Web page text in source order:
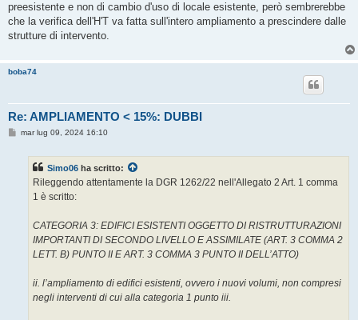
preesistente e non di cambio d'uso di locale esistente, però sembrerebbe
che la verifica dell'H'T va fatta sull'intero ampliamento a prescindere dalle
strutture di intervento.
boba74
Re: AMPLIAMENTO < 15%: DUBBI
Mmar lug 09, 2024 16:10
Simo06 ha scritto:
Rileggendo attentamente la DGR 1262/22 nell'Allegato 2 Art. 1 comma
1 è scritto:
CATEGORIA 3: EDIFICI ESISTENTI OGGETTO DI RISTRUTTURAZIONI
IMPORTANTI DI SECONDO LIVELLO E ASSIMILATE (ART. 3 COMMA 2
LETT. B) PUNTO II E ART. 3 COMMA 3 PUNTO II DELL’ATTO)
ii. l’ampliamento di edifici esistenti, ovvero i nuovi volumi, non compresi
negli interventi di cui alla categoria 1 punto iii.